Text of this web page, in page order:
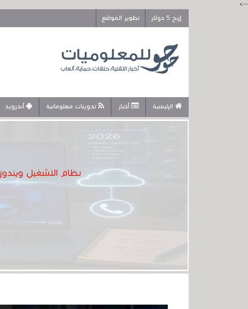
-->
إربح 5 دولار
تطوير المواقع
الرئيسية أخبار تدوينات معلوماتية أندرويد
نظام التشغيل ويندوز 11 لا يزال يحتوي على برنامج منسي تماماً من حقبة ويندوز 95